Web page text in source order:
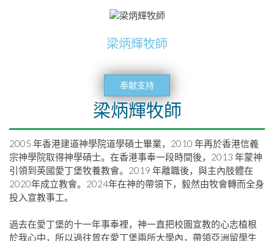
梁炳輝牧師
奉献支持
梁炳輝牧師
2005 年香港建道神學院道學碩士畢業，2010 年再於香港信義
宗神學院取得神學碩士。在香港事奉一段時間後，2013 年蒙神
引領到英國愛丁堡牧養教會。2019 年離職後，與主內肢體在
2020年成立教會。2024年在神的帶領下，毅然由牧會轉而全身
投入宣教事工。
過去在愛丁堡的十一年事奉裡，神一直把校園宣教的心志植根
於我心中，所以過往曾在愛丁堡兩所大學內，帶領亞洲留學生